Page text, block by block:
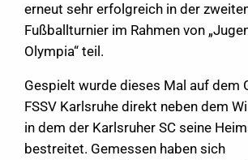
erneut sehr erfolgreich in der
Fußballturnier im Rahmen von
Olympia“ teil.
Gespielt wurde dieses Mal auf dem
FSSV Karlsruhe direkt neben dem
in dem der Karlsruher SC seine
bestreitet. Gemessen haben sich